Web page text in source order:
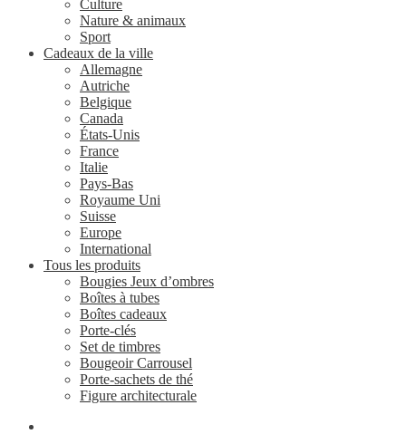
Culture
Nature & animaux
Sport
Cadeaux de la ville
Allemagne
Autriche
Belgique
Canada
États-Unis
France
Italie
Pays-Bas
Royaume Uni
Suisse
Europe
International
Tous les produits
Bougies Jeux d’ombres
Boîtes à tubes
Boîtes cadeaux
Porte-clés
Set de timbres
Bougeoir Carrousel
Porte-sachets de thé
Figure architecturale